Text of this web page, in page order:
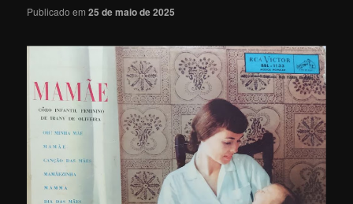
Publicado em25 de maio de 2025